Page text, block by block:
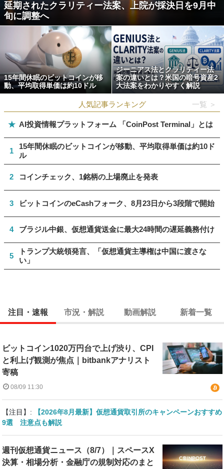
延期されたクラリティー法案、上院が採決日を9月中
旬に調整へ
15年間休眠のビットコインが移
動、平均取得単価は約10ドル
ジーニアス法とクラリティー法
案の違いとは？米国の暗号資産2
大法案をわかりやすく解説
人気記事ランキング 一覧 ＞
★ AI投資情報プラットフォーム 「CoinPost Terminal」とは
1
15年間休眠のビットコインが移動、平均取得単価は約10ド
ル
2 コインチェック、1銘柄の上場廃止を発表
3 ビットコインのeCashフォーク、8月23日から3段階で開始
4 ブラジル中銀、仮想通貨送金に最大24時間の遅延義務付け
5
トランプ大統領発言、「仮想通貨主導権は中国に渡さな
い」
注目・速報 市況・解説 動画解説 新着一覧
ビットコイン1020万円台で上げ渋り、CPI
と利上げ観測が焦点｜bitbankアナリスト
寄稿
08/09 11:30
【注目】:
【2026年8月最新】仮想通貨取引所のキャンペーンおすすめ
9選 注意点も解説
週刊仮想通貨ニュース（8/7）｜スペースX
決算・相場分析・金融庁の規制対応のまと